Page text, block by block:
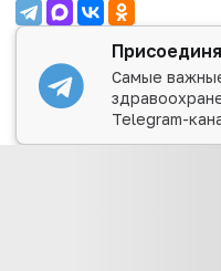
Самые
Telegram-